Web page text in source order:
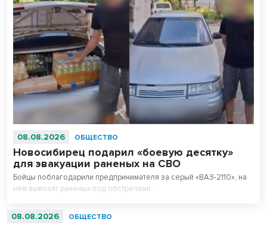
08.08.2026 ОБЩЕСТВО
Новосибирец подарил «боевую десятку»
для эвакуации раненых на СВО
Бойцы поблагодарили предпринимателя за серый «ВАЗ-2110», на
нем вывозят раненых под обстрелами.
08.08.2026 ОБЩЕСТВО